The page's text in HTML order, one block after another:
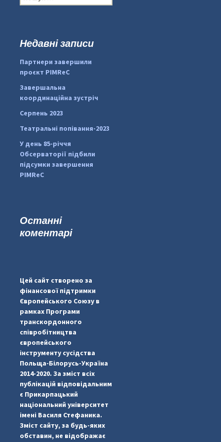
pimrec_project
о
:Недавні записи
Партнери завершили
проєкт PIMReC
Завершальна
координаційна зустріч
Серпень 2023
Театральні попівання-2023
У день 85-річчя
Обсерваторії підбили
підсумки завершення
PIMReC
Останні
коментарі
Цей сайт створено за
фінансової підтримки
Європейського Союзу в
рамках Програми
транскордонного
співробітництва
європейського
інструменту сусідства
Польща-Білорусь-Україна
2014-2020. За зміст всіх
публікацій відповідальним
є Прикарпацький
національний університет
імені Василя Стефаника.
Зміст сайту, за будь-яких
обставин, не відображає